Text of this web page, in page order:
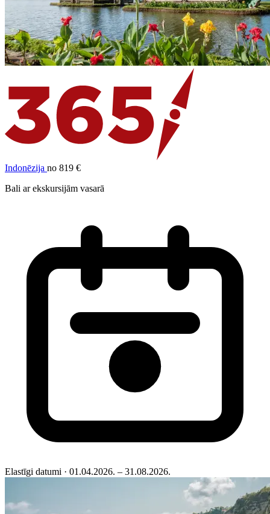
Indonēzija no 819 €
Bali ar ekskursijām vasarā
Elastīgi datumi · 01.04.2026. – 31.08.2026.